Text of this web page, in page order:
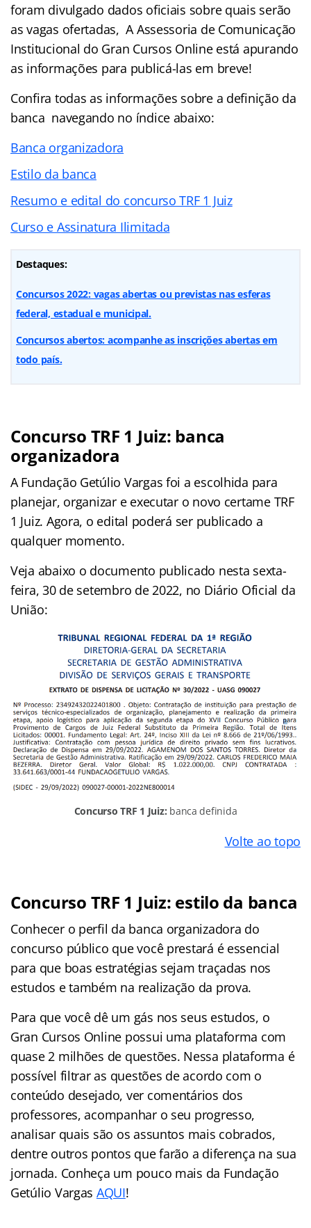
foram divulgado dados oficiais sobre quais serão
as vagas ofertadas, A Assessoria de Comunicação
Institucional do Gran Cursos Online está apurando
as informações para publicá-las em breve!
Confira todas as informações sobre a definição da
banca navegando no índice abaixo:
Banca organizadora
Estilo da banca
Resumo e edital do concurso TRF 1 Juiz
Curso e Assinatura Ilimitada
Destaques:
Concursos 2022: vagas abertas ou previstas nas esferas
federal, estadual e municipal.
Concursos abertos: acompanhe as inscrições abertas em
todo país.
Concurso TRF 1 Juiz: banca
organizadora
A Fundação Getúlio Vargas foi a escolhida para
planejar, organizar e executar o novo certame TRF
1 Juiz. Agora, o edital poderá ser publicado a
qualquer momento.
Veja abaixo o documento publicado nesta sexta-
feira, 30 de setembro de 2022, no Diário Oficial da
União:
Concurso TRF 1 Juiz: banca definida
Volte ao topo
Concurso TRF 1 Juiz: estilo da banca
Conhecer o perfil da banca organizadora do
concurso público que você prestará é essencial
para que boas estratégias sejam traçadas nos
estudos e também na realização da prova.
Para que você dê um gás nos seus estudos, o
Gran Cursos Online possui uma plataforma com
quase 2 milhões de questões. Nessa plataforma é
possível filtrar as questões de acordo com o
conteúdo desejado, ver comentários dos
professores, acompanhar o seu progresso,
analisar quais são os assuntos mais cobrados,
dentre outros pontos que farão a diferença na sua
jornada. Conheça um pouco mais da Fundação
Getúlio Vargas AQUI!